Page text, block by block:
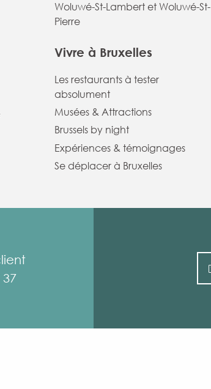
Woluwé-St-Lambert et Woluwé-St-
Pierre
Vivre à Bruxelles
Les restaurants à tester
absolument
Musées & Attractions
Brussels by night
Expériences & témoignages
Se déplacer à Bruxelles
37